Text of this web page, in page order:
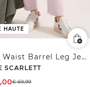
HAUTE
High Waist Barrel Leg Jeans en Loose Fit
SCARLETT
€69,99